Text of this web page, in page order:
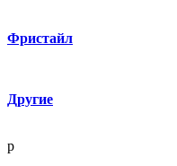
Фристайл
Другие
p